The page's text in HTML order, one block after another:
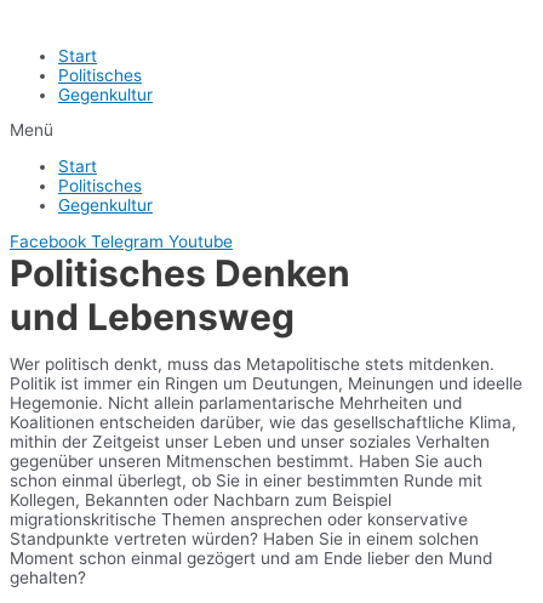
Start
Politisches
Gegenkultur
Menü
Start
Politisches
Gegenkultur
Facebook Telegram Youtube
Politisches Denken
und Lebensweg
Wer politisch denkt, muss das Metapolitische stets mitdenken.
Politik ist immer ein Ringen um Deutungen, Meinungen und ideelle
Hegemonie. Nicht allein parlamentarische Mehrheiten und
Koalitionen entscheiden darüber, wie das gesellschaftliche Klima,
mithin der Zeitgeist unser Leben und unser soziales Verhalten
gegenüber unseren Mitmenschen bestimmt. Haben Sie auch
schon einmal überlegt, ob Sie in einer bestimmten Runde mit
Kollegen, Bekannten oder Nachbarn zum Beispiel
migrationskritische Themen ansprechen oder konservative
Standpunkte vertreten würden? Haben Sie in einem solchen
Moment schon einmal gezögert und am Ende lieber den Mund
gehalten?